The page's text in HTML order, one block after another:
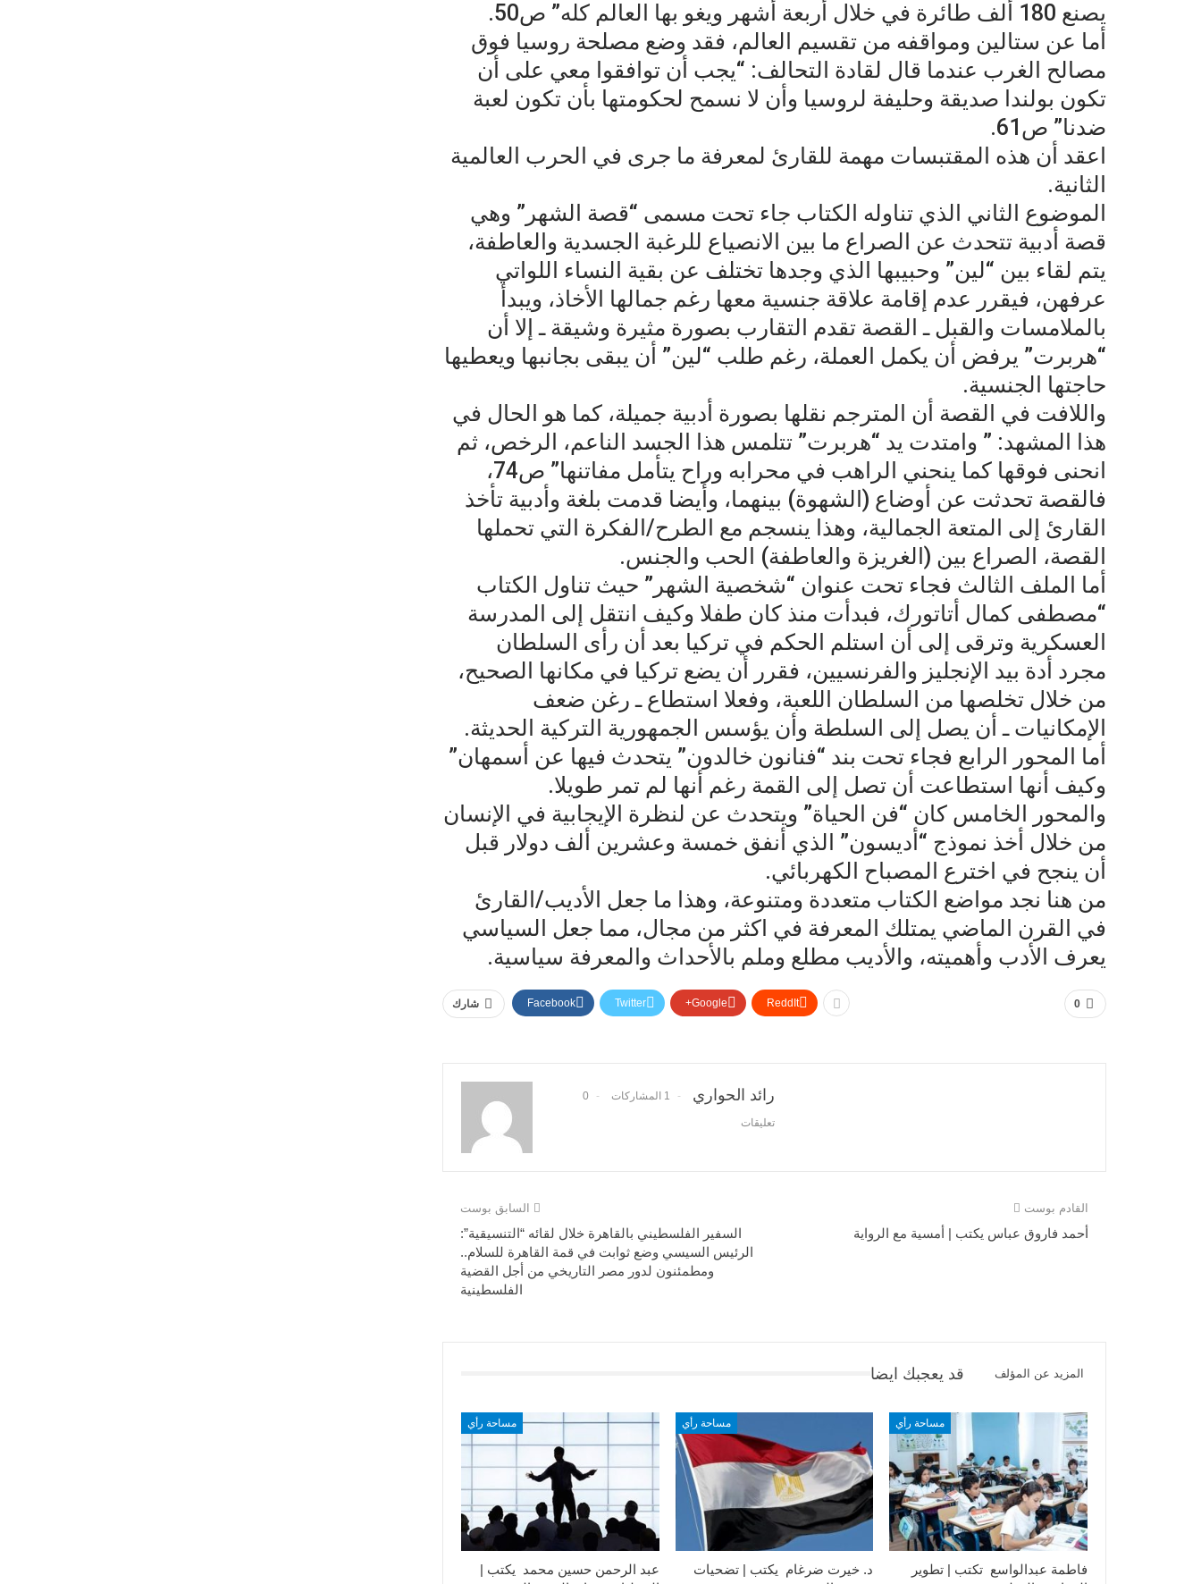
يصنع 180 ألف طائرة في خلال أربعة أشهر ويغو بها العالم كله” ص50.
أما عن ستالين ومواقفه من تقسيم العالم، فقد وضع مصلحة روسيا فوق
مصالح الغرب عندما قال لقادة التحالف: “يجب أن توافقوا معي على أن
تكون بولندا صديقة وحليفة لروسيا وأن لا نسمح لحكومتها بأن تكون لعبة
ضدنا” ص61.
اعقد أن هذه المقتبسات مهمة للقارئ لمعرفة ما جرى في الحرب العالمية
الثانية.
الموضوع الثاني الذي تناوله الكتاب جاء تحت مسمى “قصة الشهر” وهي
قصة أدبية تتحدث عن الصراع ما بين الانصياع للرغبة الجسدية والعاطفة،
يتم لقاء بين “لين” وحبيبها الذي وجدها تختلف عن بقية النساء اللواتي
عرفهن، فيقرر عدم إقامة علاقة جنسية معها رغم جمالها الأخاذ، ويبدأ
بالملامسات والقبل ـ القصة تقدم التقارب بصورة مثيرة وشيقة ـ إلا أن
“هربرت” يرفض أن يكمل العملة، رغم طلب “لين” أن يبقى بجانبها ويعطيها
حاجتها الجنسية.
واللافت في القصة أن المترجم نقلها بصورة أدبية جميلة، كما هو الحال في
هذا المشهد: ” وامتدت يد “هربرت” تتلمس هذا الجسد الناعم، الرخص، ثم
انحنى فوقها كما ينحني الراهب في محرابه وراح يتأمل مفاتنها” ص74،
فالقصة تحدثت عن أوضاع (الشهوة) بينهما، وأيضا قدمت بلغة وأدبية تأخذ
القارئ إلى المتعة الجمالية، وهذا ينسجم مع الطرح/الفكرة التي تحملها
القصة، الصراع بين (الغريزة والعاطفة) الحب والجنس.
أما الملف الثالث فجاء تحت عنوان “شخصية الشهر” حيث تناول الكتاب
“مصطفى كمال أتاتورك، فبدأت منذ كان طفلا وكيف انتقل إلى المدرسة
العسكرية وترقى إلى أن استلم الحكم في تركيا بعد أن رأى السلطان
مجرد أدة بيد الإنجليز والفرنسيين، فقرر أن يضع تركيا في مكانها الصحيح،
من خلال تخلصها من السلطان اللعبة، وفعلا استطاع ـ رغن ضعف
الإمكانيات ـ أن يصل إلى السلطة وأن يؤسس الجمهورية التركية الحديثة.
أما المحور الرابع فجاء تحت بند “فنانون خالدون” يتحدث فيها عن أسمهان”
وكيف أنها استطاعت أن تصل إلى القمة رغم أنها لم تمر طويلا.
والمحور الخامس كان “فن الحياة” ويتحدث عن لنظرة الإيجابية في الإنسان
من خلال أخذ نموذج “أديسون” الذي أنفق خمسة وعشرين ألف دولار قبل
أن ينجح في اخترع المصباح الكهربائي.
من هنا نجد مواضع الكتاب متعددة ومتنوعة، وهذا ما جعل الأديب/القارئ
في القرن الماضي يمتلك المعرفة في اكثر من مجال، مما جعل السياسي
يعرف الأدب وأهميته، والأديب مطلع وملم بالأحداث والمعرفة سياسية.
0 شارك Facebook Twitter Google+ ReddIt
رائد الحواري 1 المشاركات 0
تعليقات
السابق بوست
السفير الفلسطيني بالقاهرة خلال لقائه “التنسيقية”:
الرئيس السيسي وضع ثوابت في قمة القاهرة للسلام..
ومطمئنون لدور مصر التاريخي من أجل القضية
الفلسطينية
القادم بوست
أحمد فاروق عباس يكتب | أمسية مع الرواية
قد يعجبك ايضا المزيد عن المؤلف
مساحة رأي
عبد الرحمن حسين محمد يكتب |
مساحة رأي
د. خيرت ضرغام يكتب | تضحيات
مساحة رأي
فاطمة عبدالواسع تكتب | تطوير